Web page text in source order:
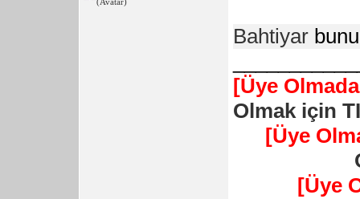
Bahtiyar
[Üye
Olmak için
[Üye
[Üye